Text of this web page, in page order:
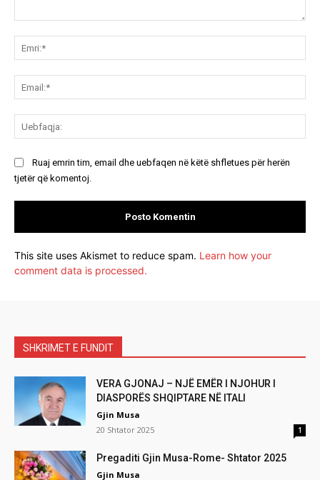
Ruaj emrin tim, email dhe uebfaqen në këtë shfletues për herën
tjetër që komentoj.
This site uses Akismet to reduce spam. Learn how your
comment data is processed.
SHKRIMET E FUNDIT
VERA GJONAJ – NJË EMËR I NJOHUR I
DIASPORËS SHQIPTARE NË ITALI
Gjin Musa
20 Shtator 2025
1
Pregaditi Gjin Musa-Rome- Shtator 2025
Gjin Musa